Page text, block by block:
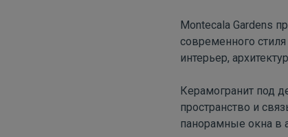
Montecala Gardens
современного
интерьер,
Керамогранит под
пространство и
панорамные окна в